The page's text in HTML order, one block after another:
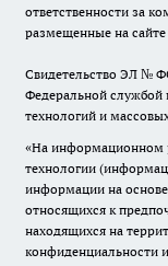
ответственности за
размещенные на
Свидетельство ЭЛ №
Федеральной службой
технологий и
«На информационном
технологии
информации на основе
относящихся к
находящихся на
конфиденциальности